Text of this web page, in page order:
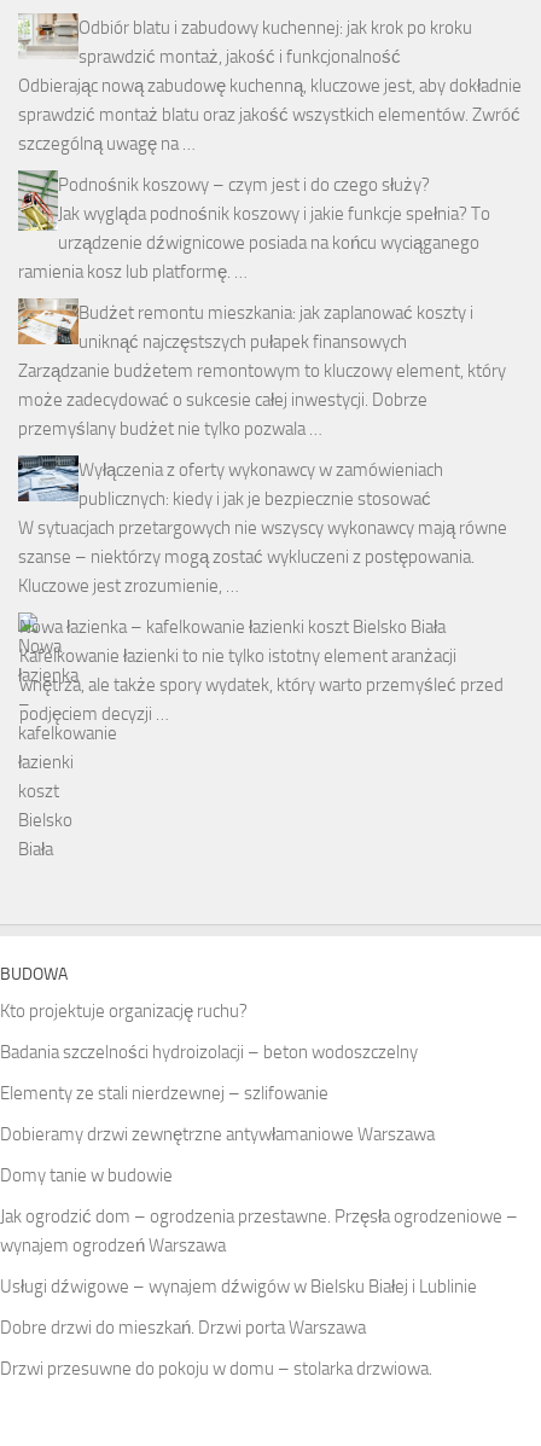
Odbiór blatu i zabudowy kuchennej: jak krok po kroku
sprawdzić montaż, jakość i funkcjonalność
Odbierając nową zabudowę kuchenną, kluczowe jest, aby dokładnie
sprawdzić montaż blatu oraz jakość wszystkich elementów. Zwróć
szczególną uwagę na …
Podnośnik koszowy – czym jest i do czego służy?
Jak wygląda podnośnik koszowy i jakie funkcje spełnia? To
urządzenie dźwignicowe posiada na końcu wyciąganego
ramienia kosz lub platformę. …
Budżet remontu mieszkania: jak zaplanować koszty i
uniknąć najczęstszych pułapek finansowych
Zarządzanie budżetem remontowym to kluczowy element, który
może zadecydować o sukcesie całej inwestycji. Dobrze
przemyślany budżet nie tylko pozwala …
Wyłączenia z oferty wykonawcy w zamówieniach
publicznych: kiedy i jak je bezpiecznie stosować
W sytuacjach przetargowych nie wszyscy wykonawcy mają równe
szanse – niektórzy mogą zostać wykluczeni z postępowania.
Kluczowe jest zrozumienie, …
Nowa łazienka – kafelkowanie łazienki koszt Bielsko Biała
Kafelkowanie łazienki to nie tylko istotny element aranżacji
wnętrza, ale także spory wydatek, który warto przemyśleć przed
podjęciem decyzji …
BUDOWA
Kto projektuje organizację ruchu?
Badania szczelności hydroizolacji – beton wodoszczelny
Elementy ze stali nierdzewnej – szlifowanie
Dobieramy drzwi zewnętrzne antywłamaniowe Warszawa
Domy tanie w budowie
Jak ogrodzić dom – ogrodzenia przestawne. Przęsła ogrodzeniowe –
wynajem ogrodzeń Warszawa
Usługi dźwigowe – wynajem dźwigów w Bielsku Białej i Lublinie
Dobre drzwi do mieszkań. Drzwi porta Warszawa
Drzwi przesuwne do pokoju w domu – stolarka drzwiowa.